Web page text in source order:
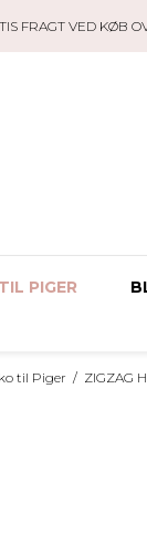
FRAGT VED KØB
PIGER
til Piger / ZIGZAG